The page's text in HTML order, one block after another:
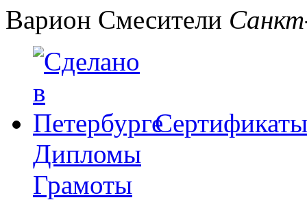
Варион Смесители
Сертификаты
Дипломы
Грамоты